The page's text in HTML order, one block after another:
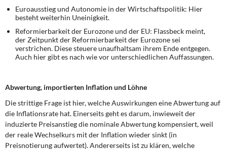
Euroausstieg und Autonomie in der Wirtschaftspolitik: Hier
besteht weiterhin Uneinigkeit.
Reformierbarkeit der Eurozone und der EU: Flassbeck meint,
der Zeitpunkt der Reformierbarkeit der Eurozone sei
verstrichen. Diese steuere unaufhaltsam ihrem Ende entgegen.
Auch hier gibt es nach wie vor unterschiedlichen Auffassungen.
Abwertung, importierten Inflation und Löhne
Die strittige Frage ist hier, welche Auswirkungen eine Abwertung auf
die Inflationsrate hat. Einerseits geht es darum, inwieweit der
induzierte Preisanstieg die nominale Abwertung kompensiert, weil
der reale Wechselkurs mit der Inflation wieder sinkt (in
Preisnotierung aufwertet). Andererseits ist zu klären, welche